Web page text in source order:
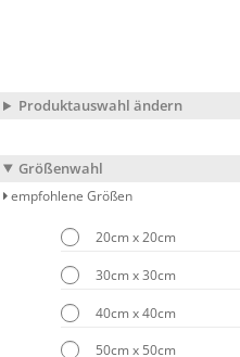
Produktauswahl ändern
Größenwahl
empfohlene Größen
20cm x 20cm
30cm x 30cm
40cm x 40cm
50cm x 50cm